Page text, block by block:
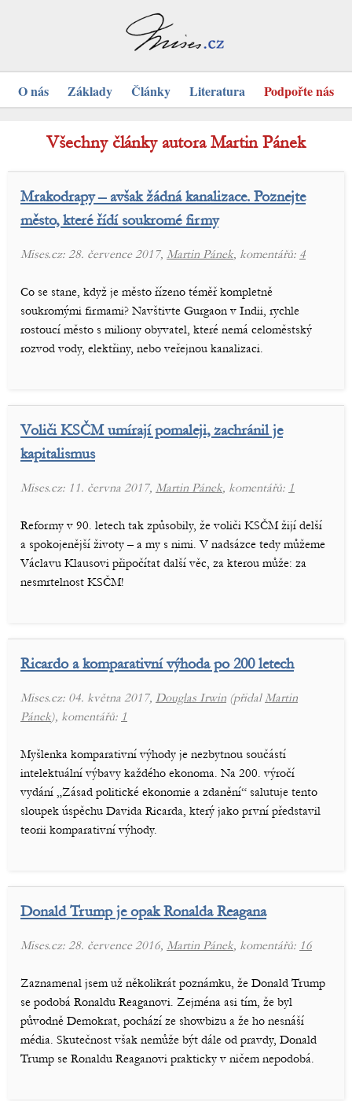
O nás Základy Články Literatura Podpořte nás
Všechny články autora Martin Pánek
Mrakodrapy – avšak žádná kanalizace. Poznejte
město, které řídí soukromé firmy
Mises.cz: 28. července 2017, Martin Pánek, komentářů: 4
Co se stane, když je město řízeno téměř kompletně
soukromými firmami? Navštivte Gurgaon v Indii, rychle
rostoucí město s miliony obyvatel, které nemá celoměstský
rozvod vody, elektřiny, nebo veřejnou kanalizaci.
Voliči KSČM umírají pomaleji, zachránil je
kapitalismus
Mises.cz: 11. června 2017, Martin Pánek, komentářů: 1
Reformy v 90. letech tak způsobily, že voliči KSČM žijí delší
a spokojenější životy – a my s nimi. V nadsázce tedy můžeme
Václavu Klausovi připočítat další věc, za kterou může: za
nesmrtelnost KSČM!
Ricardo a komparativní výhoda po 200 letech
Mises.cz: 04. května 2017, Douglas Irwin (přidalMartin
Pánek), komentářů: 1
Myšlenka komparativní výhody je nezbytnou součástí
intelektuální výbavy každého ekonoma. Na 200. výročí
vydání „Zásad politické ekonomie a zdanění“ salutuje tento
sloupek úspěchu Davida Ricarda, který jako první představil
teorii komparativní výhody.
Donald Trump je opak Ronalda Reagana
Mises.cz: 28. července 2016, Martin Pánek, komentářů: 16
Zaznamenal jsem už několikrát poznámku, že Donald Trump
se podobá Ronaldu Reaganovi. Zejména asi tím, že byl
původně Demokrat, pochází ze showbizu a že ho nesnáší
média. Skutečnost však nemůže být dále od pravdy, Donald
Trump se Ronaldu Reaganovi prakticky v ničem nepodobá.